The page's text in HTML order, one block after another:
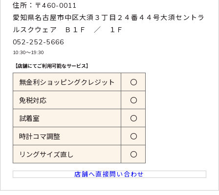
住所：〒460-0011
愛知県名古屋市中区大須３丁目２４番４４号大須セントラ
ルスクウェア Ｂ１Ｆ ／ １Ｆ
052-252-5666
10:30〜19:30
【店舗にてご利用可能なサービス】
無金利ショッピングクレジット 〇
免税対応 〇
試着室 〇
時計コマ調整 〇
リングサイズ直し 〇
店舗へ直接問い合わせ